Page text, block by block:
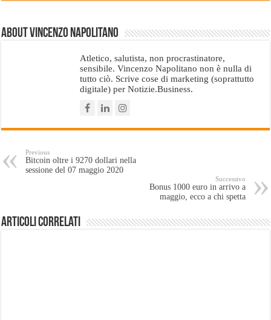
About Vincenzo Napolitano
Atletico, salutista, non procrastinatore,
sensibile. Vincenzo Napolitano non è nulla di
tutto ciò. Scrive cose di marketing (soprattutto
digitale) per Notizie.Business.
Previous
Bitcoin oltre i 9270 dollari nella
sessione del 07 maggio 2020
Successivo
Bonus 1000 euro in arrivo a
maggio, ecco a chi spetta
Articoli Correlati